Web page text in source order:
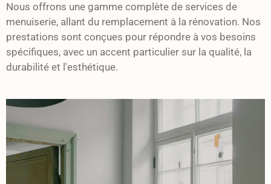
Nous offrons une gamme complète de services de
menuiserie, allant du remplacement à la rénovation. Nos
prestations sont conçues pour répondre à vos besoins
spécifiques, avec un accent particulier sur la qualité, la
durabilité et l'esthétique.